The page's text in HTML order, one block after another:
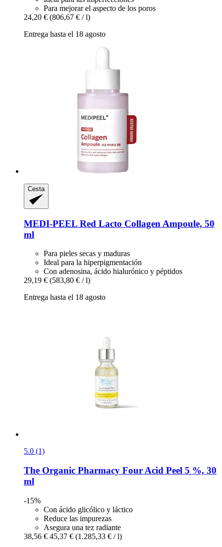
Para mejorar el aspecto de los poros
24,20 € (806,67 € / l)
Entrega hasta el 18 agosto
Cesta
MEDI-PEEL Red Lacto Collagen Ampoule, 50
ml
Para pieles secas y maduras
Ideal para la hiperpigmentación
Con adenosina, ácido hialurónico y péptidos
29,19 € (583,80 € / l)
Entrega hasta el 18 agosto
5.0 (1)
The Organic Pharmacy Four Acid Peel 5 %, 30
ml
-15%
Con ácido glicólico y láctico
Reduce las impurezas
Asegura una tez radiante
38,56 € 45,37 € (1.285,33 € / l)